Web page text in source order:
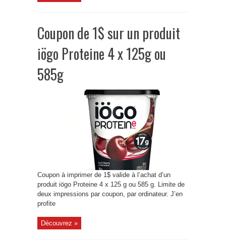
Coupon de 1$ sur un produit
iögo Proteine 4 x 125g ou
585g
Coupon à imprimer de 1$ valide à l’achat d’un
produit iögo Proteine 4 x 125 g ou 585 g. Limite de
deux impressions par coupon, par ordinateur. J’en
profite
Découvrez »